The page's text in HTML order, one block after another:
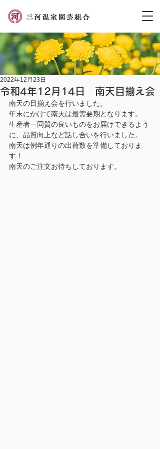
令和4年12月14日 南天目揃え会
2022年12月23日
南天の目揃え会を行いました。
年末にかけて南天は最需要期となります。
生産者一同質の良いものをお届けできるよう
に、品質向上など話し合いを行いました。
南天は例年通りの出荷数を準備しておりま
す！
南天のご注文お待ちしております。